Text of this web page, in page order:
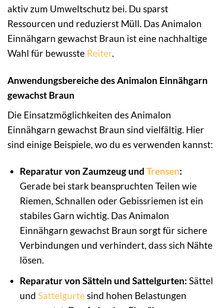
aktiv zum Umweltschutz bei. Du sparst
Ressourcen und reduzierst Müll. Das Animalon
Einnähgarn gewachst Braun ist eine nachhaltige
Wahl für bewusste Reiter.
Anwendungsbereiche des Animalon Einnähgarn
gewachst Braun
Die Einsatzmöglichkeiten des Animalon
Einnähgarn gewachst Braun sind vielfältig. Hier
sind einige Beispiele, wo du es verwenden kannst:
Reparatur von Zaumzeug und Trensen:
Gerade bei stark beanspruchten Teilen wie
Riemen, Schnallen oder Gebissriemen ist ein
stabiles Garn wichtig. Das Animalon
Einnähgarn gewachst Braun sorgt für sichere
Verbindungen und verhindert, dass sich Nähte
lösen.
Reparatur von Sätteln und Sattelgurten: Sättel
und Sattelgurtesind hohen Belastungen